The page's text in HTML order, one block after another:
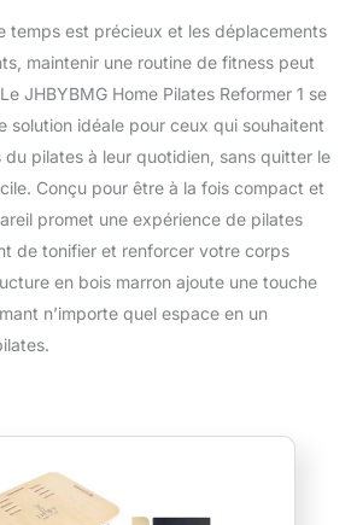
temps est précieux et les déplacements
maintenir une routine de fitness peut
JHBYBMG Home Pilates Reformer 1 se
solution idéale pour ceux qui souhaitent
pilates à leur quotidien, sans quitter le
Conçu pour être à la fois compact et
promet une expérience de pilates
de tonifier et renforcer votre corps
en bois marron ajoute une touche
n’importe quel espace en un